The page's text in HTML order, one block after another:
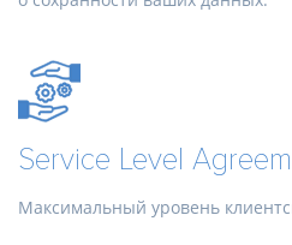
Service Level
Максимальный уровень